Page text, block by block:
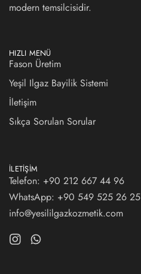
modern temsilcisidir.
HIZLI MENÜ
Fason Üretim
Yeşil Ilgaz Bayilik Sistemi
İletişim
Sıkça Sorulan Sorular
İLETIŞIM
Telefon: +90 212 667 44 96
WhatsApp: +90 549 525 26 25
info@yesililgazkozmetik.com